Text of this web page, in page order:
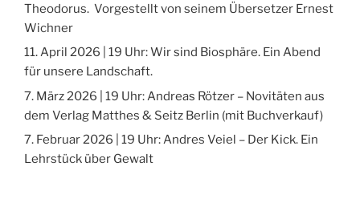
Theodorus. Vorgestellt von seinem Übersetzer Ernest
Wichner
11. April 2026 | 19 Uhr: Wir sind Biosphäre. Ein Abend
für unsere Landschaft.
7. März 2026 | 19 Uhr: Andreas Rötzer – Novitäten aus
dem Verlag Matthes & Seitz Berlin (mit Buchverkauf)
7. Februar 2026 | 19 Uhr: Andres Veiel – Der Kick. Ein
Lehrstück über Gewalt